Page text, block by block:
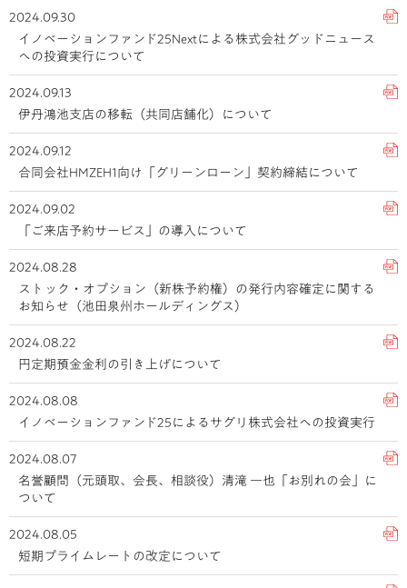
2024.09.30
イノベーションファンド25Nextによる株式会社グッドニュース
への投資実行について
2024.09.13
伊丹鴻池支店の移転（共同店舗化）について
2024.09.12
合同会社HMZEH1向け「グリーンローン」契約締結について
2024.09.02
「ご来店予約サービス」の導入について
2024.08.28
ストック・オプション（新株予約権）の発行内容確定に関する
お知らせ（池田泉州ホールディングス）
2024.08.22
円定期預金金利の引き上げについて
2024.08.08
イノベーションファンド25によるサグリ株式会社への投資実行
2024.08.07
名誉顧問（元頭取、会長、相談役）清滝 一也「お別れの会」に
ついて
2024.08.05
短期プライムレートの改定について